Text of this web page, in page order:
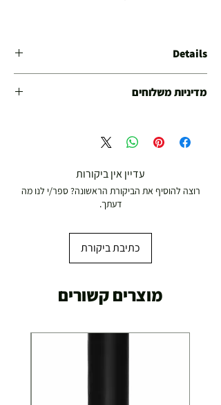
Details
מדיניות משלוחים
19.00 ₪
משלוח מהיר עד הבית ( עד 20 ק"ג)
תוספת התקנה למכשירי כושר / מתקני חצר ושולחנות
עדיין אין ביקורות
רוצה להוסיף את הביקורת הראשונה? ספר/י לנו מה
דעתך.
כתיבת ביקורת
מוצרים קשורים